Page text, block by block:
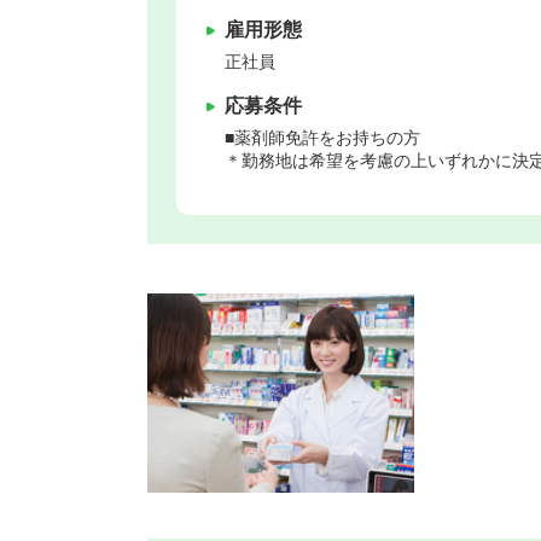
雇用形態
正社員
応募条件
■薬剤師免許をお持ちの方
＊勤務地は希望を考慮の上いずれかに決